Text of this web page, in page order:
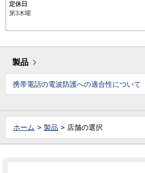
定休日
第3木曜
製品
携帯電話の電波防護への適合性について
ホーム 製品 店舗の選択